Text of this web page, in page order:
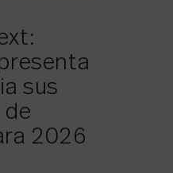
sus
de
2026